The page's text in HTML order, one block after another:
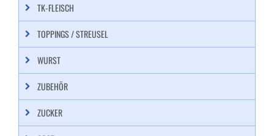
TK-FLEISCH
TOPPINGS / STREUSEL
WURST
ZUBEHÖR
ZUCKER